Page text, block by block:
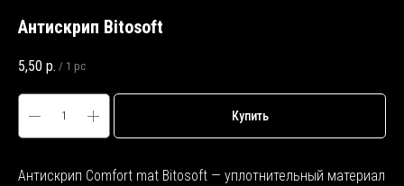
Антискрип Bitosoft
5,50 р. / 1 pc
Купить
Антискрип Comfort mat Bitosoft — уплотнительный материал